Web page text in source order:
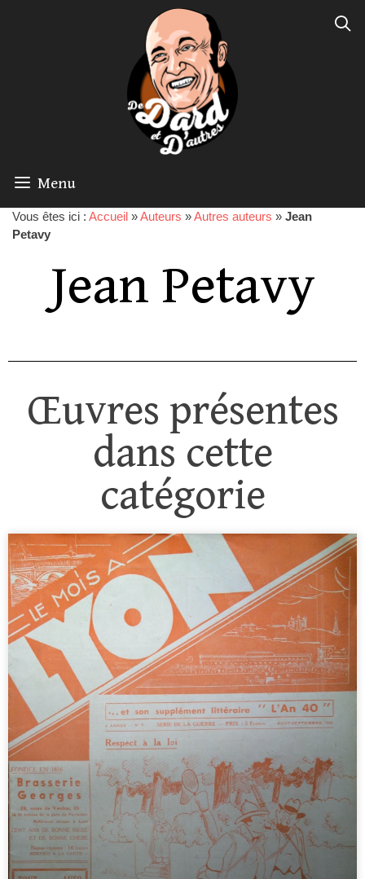
Menu
Vous êtes ici : Accueil »Auteurs »Autres auteurs » Jean
Petavy
Jean Petavy
Œuvres présentes
dans cette
catégorie